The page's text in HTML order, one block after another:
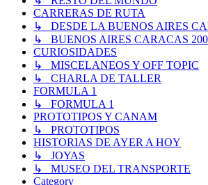
CARRERAS DE RUTA
↳ DESDE LA BUENOS AIRES
↳ BUENOS AIRES CARACAS
CURIOSIDADES
↳ MISCELANEOS Y OFF TOPIC
↳ CHARLA DE TALLER
FORMULA 1
↳ FORMULA 1
PROTOTIPOS Y CANAM
↳ PROTOTIPOS
HISTORIAS DE AYER A HOY
↳ JOYAS
↳ MUSEO DEL TRANSPORTE
Category